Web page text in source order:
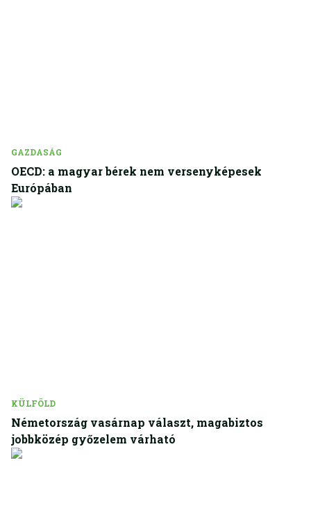
GAZDASÁG
OECD: a magyar bérek nem versenyképesek
Európában
KÜLFÖLD
Németország vasárnap választ, magabiztos
jobbközép győzelem várható